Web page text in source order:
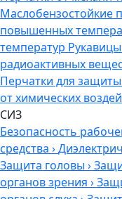
Маслобензостойкие
повышенных
температур Рукавицы
радиоактивных
Перчатки для
от химических
СИЗ
Безопасность
средства ›
Защита головы ›
органов зрения ›